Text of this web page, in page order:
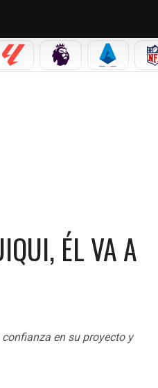
LEAGUE
LALIGA PREMIER LEAGUE
SERIE A
ÉL VA A
en su proyecto y